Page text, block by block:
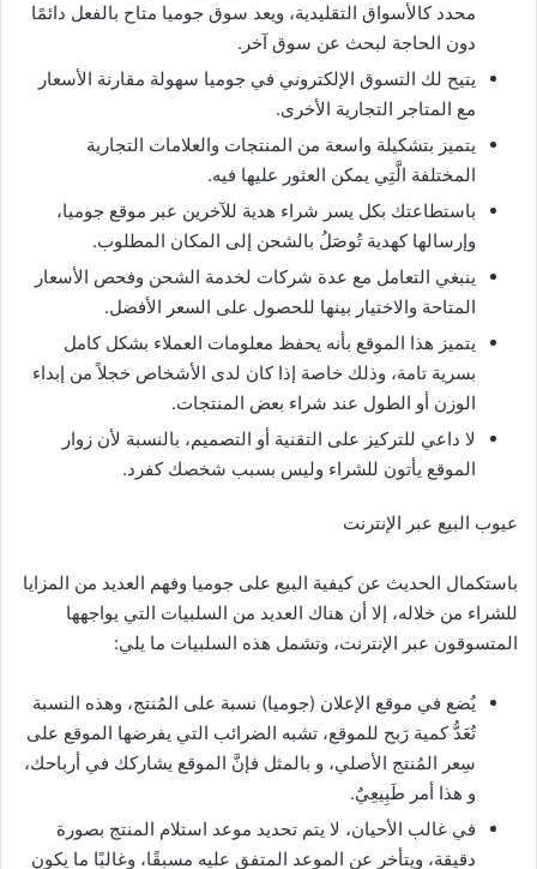
محدد كالأسواق التقليدية، ويعد سوق جوميا متاح بالفعل دائمًا
دون الحاجة لبحث عن سوق آخر.
يتيح لك التسوق الإلكتروني في جوميا سهولة مقارنة الأسعار
مع المتاجر التجارية الأخرى.
يتميز بتشكيلة واسعة من المنتجات والعلامات التجارية
المختلفة الَّتِي يمكن العثور عليها فيه.
باستطاعتك بكل يسر شراء هدية للآخرين عبر موقع جوميا،
وإرسالها كهدية تُوصَلُ بالشحن إلى المكان المطلوب.
ينبغي التعامل مع عدة شركات لخدمة الشحن وفحص الأسعار
المتاحة والاختيار بينها للحصول على السعر الأفضل.
يتميز هذا الموقع بأنه يحفظ معلومات العملاء بشكل كامل
بسرية تامة، وذلك خاصة إذا كان لدى الأشخاص خجلاً من إبداء
الوزن أو الطول عند شراء بعض المنتجات.
لا داعي للتركيز على التقنية أو التصميم، بالنسبة لأن زوار
الموقع يأتون للشراء وليس بسبب شخصك كفرد.
عيوب البيع عبر الإنترنت
باستكمال الحديث عن كيفية البيع على جوميا وفهم العديد من المزايا
للشراء من خلاله، إلا أن هناك العديد من السلبيات التي يواجهها
المتسوقون عبر الإنترنت، وتشمل هذه السلبيات ما يلي:
يُضع في موقع الإعلان (جوميا) نسبة على المُنتج، وهذه النسبة
تُعَدُّ كمية رَبح للموقع، تشبه الضرائب التي يفرضها الموقع على
سِعر المُنتج الأصلي، و بالمثل فإنَّ الموقع يشاركك في أرباحك،
و هذا أمر طَبِيعِيٌ.
في غالب الأحيان، لا يتم تحديد موعد استلام المنتج بصورة
دقيقة، ويتأخر عن الموعد المتفق عليه مسبقًا، وغالبًا ما يكون